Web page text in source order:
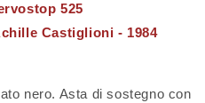
525
Castiglioni - 1984
nero. Asta di sostegno con